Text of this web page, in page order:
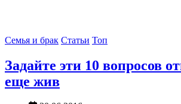
Семья и брак Статьи Топ
Задайте эти 10 вопросов
еще жив